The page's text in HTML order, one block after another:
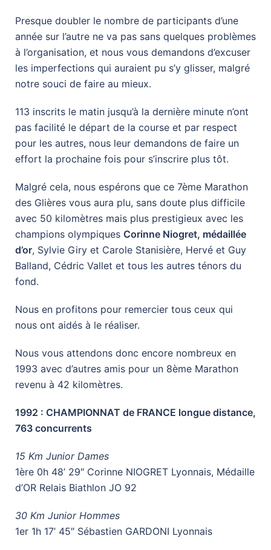
Presque doubler le nombre de participants d’une
année sur l’autre ne va pas sans quelques problèmes
à l’organisation, et nous vous demandons d’excuser
les imperfections qui auraient pu s’y glisser, malgré
notre souci de faire au mieux.
113 inscrits le matin jusqu’à la dernière minute n’ont
pas facilité le départ de la course et par respect
pour les autres, nous leur demandons de faire un
effort la prochaine fois pour s’inscrire plus tôt.
Malgré cela, nous espérons que ce 7ème Marathon
des Glières vous aura plu, sans doute plus difficile
avec 50 kilomètres mais plus prestigieux avec les
champions olympiques Corinne Niogret, médaillée
d’or, Sylvie Giry et Carole Stanisière, Hervé et Guy
Balland, Cédric Vallet et tous les autres ténors du
fond.
Nous en profitons pour remercier tous ceux qui
nous ont aidés à le réaliser.
Nous vous attendons donc encore nombreux en
1993 avec d’autres amis pour un 8ème Marathon
revenu à 42 kilomètres.
1992 : CHAMPIONNAT de FRANCE longue distance,
763 concurrents
15 Km Junior Dames
1ère 0h 48’ 29″ Corinne NIOGRET Lyonnais, Médaille
d’OR Relais Biathlon JO 92
30 Km Junior Hommes
1er 1h 17’ 45″ Sébastien GARDONI Lyonnais